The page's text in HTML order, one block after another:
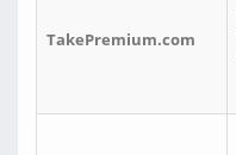
TakePremium.com